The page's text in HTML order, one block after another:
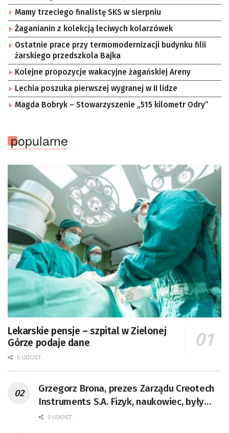
Mamy trzeciego finalistę SKS w sierpniu
Żaganianin z kolekcją leciwych kolarzówek
Ostatnie prace przy termomodernizacji budynku filii
żarskiego przedszkola Bajka
Kolejne propozycje wakacyjne żagańskiej Areny
Lechia poszuka pierwszej wygranej w II lidze
Magda Bobryk – Stowarzyszenie „515 kilometr Odry”
popularne
Lekarskie pensje – szpital w Zielonej
Górze podaje dane
0 UDOST.
Grzegorz Brona, prezes Zarządu Creotech
Instruments S.A. Fizyk, naukowiec, były
pracownik CERN w Genewie,
0 UDOST.